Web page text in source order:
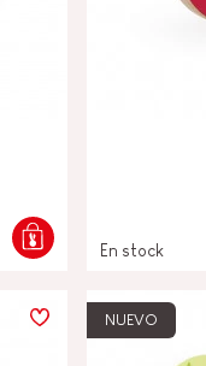
En stock
NUEVO